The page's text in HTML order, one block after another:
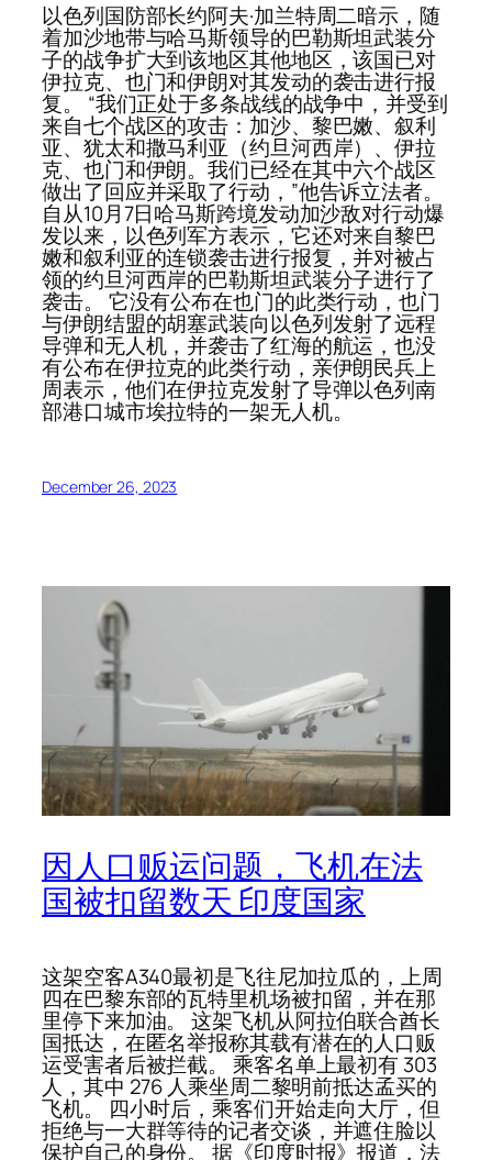
以色列国防部长约阿夫·加兰特周二暗示，随
着加沙地带与哈马斯领导的巴勒斯坦武装分
子的战争扩大到该地区其他地区，该国已对
伊拉克、也门和伊朗对其发动的袭击进行报
复。 “我们正处于多条战线的战争中，并受到
来自七个战区的攻击：加沙、黎巴嫩、叙利
亚、犹太和撒马利亚（约旦河西岸）、伊拉
克、也门和伊朗。我们已经在其中六个战区
做出了回应并采取了行动，”他告诉立法者。
自从10月7日哈马斯跨境发动加沙敌对行动爆
发以来，以色列军方表示，它还对来自黎巴
嫩和叙利亚的连锁袭击进行报复，并对被占
领的约旦河西岸的巴勒斯坦武装分子进行了
袭击。 它没有公布在也门的此类行动，也门
与伊朗结盟的胡塞武装向以色列发射了远程
导弹和无人机，并袭击了红海的航运，也没
有公布在伊拉克的此类行动，亲伊朗民兵上
周表示，他们在伊拉克发射了导弹以色列南
部港口城市埃拉特的一架无人机。
December 26, 2023
因人口贩运问题，飞机在法
国被扣留数天 印度国家
这架空客A340最初是飞往尼加拉瓜的，上周
四在巴黎东部的瓦特里机场被扣留，并在那
里停下来加油。 这架飞机从阿拉伯联合酋长
国抵达，在匿名举报称其载有潜在的人口贩
运受害者后被拦截。 乘客名单上最初有 303
人，其中 276 人乘坐周二黎明前抵达孟买的
飞机。 四小时后，乘客们开始走向大厅，但
拒绝与一大群等待的记者交谈，并遮住脸以
保护自己的身份。 据《印度时报》报道，法